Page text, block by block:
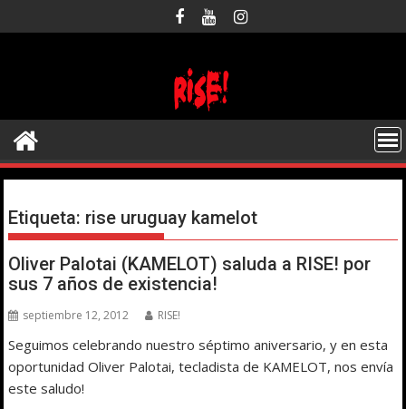
al
Etiqueta: rise uruguay kamelot
Oliver Palotai (KAMELOT) saluda a RISE! por
sus 7 años de existencia!
septiembre 12, 2012 RISE!
Seguimos celebrando nuestro séptimo aniversario, y en esta
oportunidad Oliver Palotai, tecladista de KAMELOT, nos envía
este saludo!